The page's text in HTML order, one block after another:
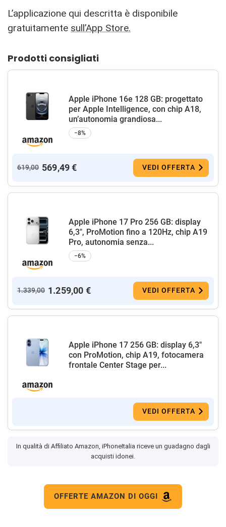
L’applicazione qui descritta è disponibile
gratuitamente sull’App Store.
Prodotti consigliati
Apple iPhone 16e 128 GB: progettato
per Apple Intelligence, con chip A18,
un’autonomia grandiosa...
−8%
619,00 569,49 € VEDI OFFERTA
Apple iPhone 17 Pro 256 GB: display
6,3", ProMotion fino a 120Hz, chip A19
Pro, autonomia senza...
−6%
1.339,00 1.259,00 € VEDI OFFERTA
Apple iPhone 17 256 GB: display 6,3"
con ProMotion, chip A19, fotocamera
frontale Center Stage per...
VEDI OFFERTA
In qualità di Affiliato Amazon, iPhoneItalia riceve un guadagno dagli
acquisti idonei.
OFFERTE AMAZON DI OGGI